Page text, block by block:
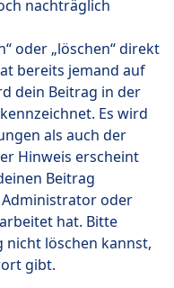
nachträglich
oder „löschen“ direkt
bereits jemand auf
dein Beitrag in der
Es wird
als auch der
Hinweis erscheint
Beitrag
oder
hat. Bitte
nicht löschen kannst,
gibt.